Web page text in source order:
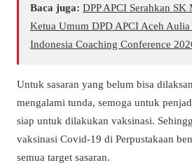
Baca juga: DPP APCI Serahkan SK
Ketua Umum DPD APCI Aceh
Indonesia Coaching Conference
Untuk sasaran yang belum bisa
mengalami tunda, semoga untuk
siap untuk dilakukan vaksinasi.
vaksinasi Covid-19 di Perpustakaan
semua target sasaran.